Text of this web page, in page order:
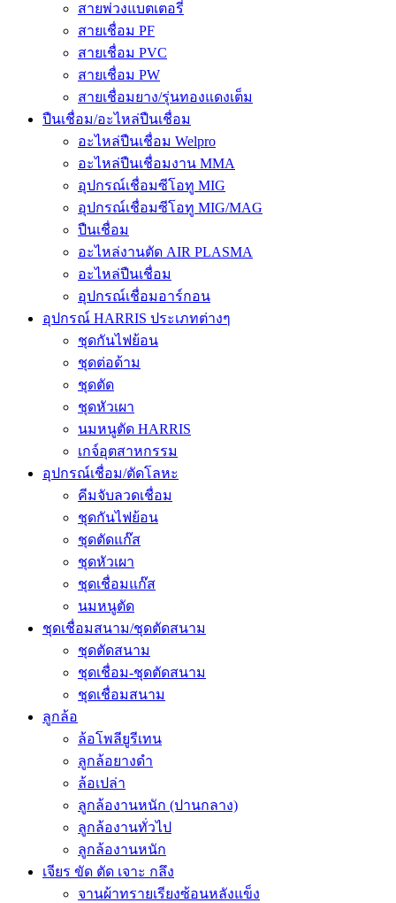
สายพ่วงแบตเตอรี่
สายเชื่อม PF
สายเชื่อม PVC
สายเชื่อม PW
สายเชื่อมยาง/รุ่นทองแดงเต็ม
ปืนเชื่อม/อะไหล่ปืนเชื่อม
อะไหล่ปืนเชื่อม Welpro
อะไหล่ปืนเชื่อมงาน MMA
อุปกรณ์เชื่อมซีโอทู MIG
อุปกรณ์เชื่อมซีโอทู MIG/MAG
ปืนเชื่อม
อะไหล่งานตัด AIR PLASMA
อะไหล่ปืนเชื่อม
อุปกรณ์เชื่อมอาร์กอน
อุปกรณ์ HARRIS ประเภทต่างๆ
ชุดกันไฟย้อน
ชุดต่อด้าม
ชุดตัด
ชุดหัวเผา
นมหนูตัด HARRIS
เกจ์อุตสาหกรรม
อุปกรณ์เชื่อม/ตัดโลหะ
คีมจับลวดเชื่อม
ชุดกันไฟย้อน
ชุดตัดแก๊ส
ชุดหัวเผา
ชุดเชื่อมแก๊ส
นมหนูตัด
ชุดเชื่อมสนาม/ชุดตัดสนาม
ชุดตัดสนาม
ชุดเชื่อม-ชุดตัดสนาม
ชุดเชื่อมสนาม
ลูกล้อ
ล้อโพลียูรีเทน
ลูกล้อยางดำ
ล้อเปล่า
ลูกล้องานหนัก (ปานกลาง)
ลูกล้องานทั่วไป
ลูกล้องานหนัก
เจียร ขัด ตัด เจาะ กลึง
จานผ้าทรายเรียงซ้อนหลังแข็ง